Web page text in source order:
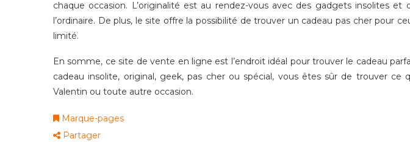
chaque occasion. L’originalité est au rendez-vous avec des gadgets insolites
l’ordinaire. De plus, le site offre la possibilité de trouver un cadeau pas cher pour
limité.
En somme, ce site de vente en ligne est l’endroit idéal pour trouver le cadeau
cadeau insolite, original, geek, pas cher ou spécial, vous êtes sûr de trouver ce
Valentin ou toute autre occasion.
Marque-pages
Partager